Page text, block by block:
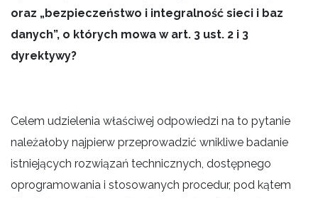
oraz „bezpieczeństwo i integralność sieci i baz
danych”, o których mowa w art. 3 ust. 2 i 3
dyrektywy?
Celem udzielenia właściwej odpowiedzi na to pytanie
należałoby najpierw przeprowadzić wnikliwe badanie
istniejących rozwiązań technicznych, dostępnego
oprogramowania i stosowanych procedur, pod kątem